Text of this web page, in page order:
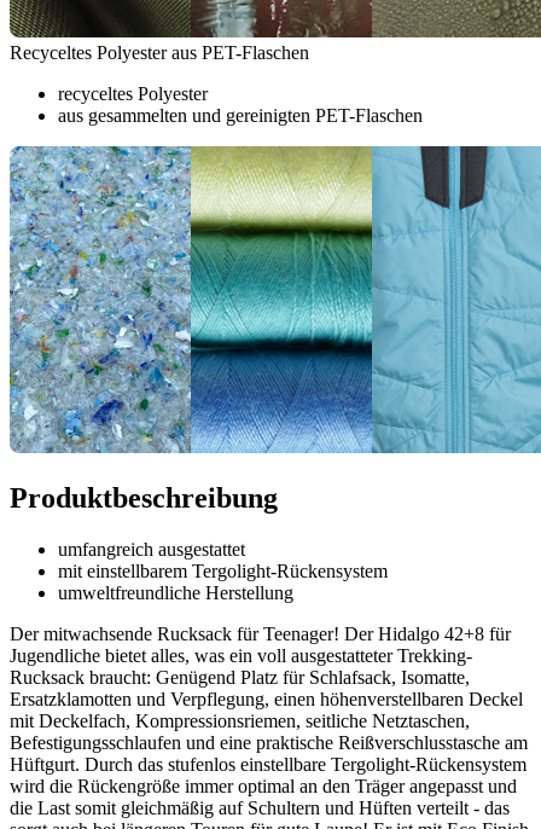
Recyceltes Polyester aus PET-Flaschen
recyceltes Polyester
aus gesammelten und gereinigten PET-Flaschen
Produktbeschreibung
umfangreich ausgestattet
mit einstellbarem Tergolight-Rückensystem
umweltfreundliche Herstellung
Der mitwachsende Rucksack für Teenager! Der Hidalgo 42+8 für
Jugendliche bietet alles, was ein voll ausgestatteter Trekking-
Rucksack braucht: Genügend Platz für Schlafsack, Isomatte,
Ersatzklamotten und Verpflegung, einen höhenverstellbaren Deckel
mit Deckelfach, Kompressionsriemen, seitliche Netztaschen,
Befestigungsschlaufen und eine praktische Reißverschlusstasche am
Hüftgurt. Durch das stufenlos einstellbare Tergolight-Rückensystem
wird die Rückengröße immer optimal an den Träger angepasst und
die Last somit gleichmäßig auf Schultern und Hüften verteilt - das